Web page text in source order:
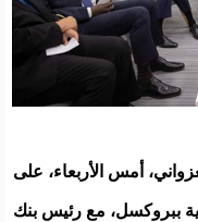
أمس الأربعاء، على
ببروكسل، مع رئيس بنك